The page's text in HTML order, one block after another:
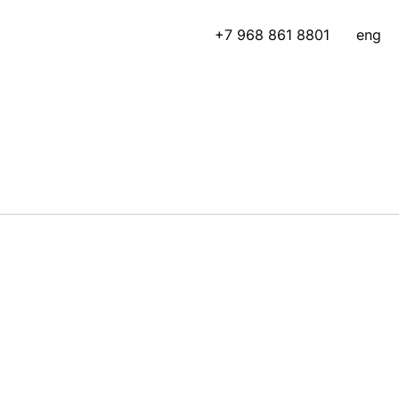
+7 968 861 8801 eng
искусства Artplay